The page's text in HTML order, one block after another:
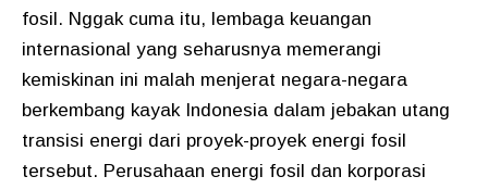
fosil. Nggak cuma itu, lembaga keuangan
internasional yang seharusnya memerangi
kemiskinan ini malah menjerat negara-negara
berkembang kayak Indonesia dalam jebakan utang
transisi energi dari proyek-proyek energi fosil
tersebut. Perusahaan energi fosil dan korporasi